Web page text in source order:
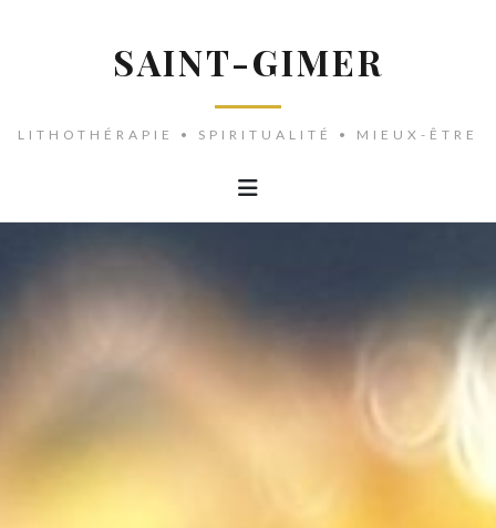
SAINT-GIMER
LITHOTHÉRAPIE • SPIRITUALITÉ • MIEUX-ÊTRE